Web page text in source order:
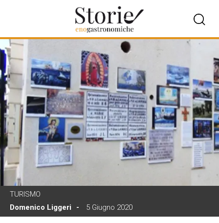
TURISMO
Domenico Liggeri
5 Giugno 2020